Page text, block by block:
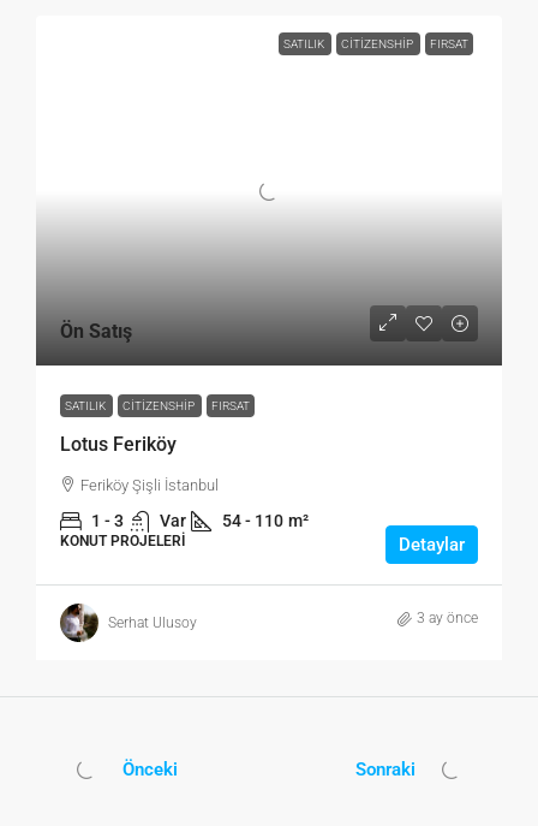
SATILIK CITIZENSHIP FIRSAT
Ön Satış
SATILIK CITIZENSHIP FIRSAT
Lotus Feriköy
Feriköy Şişli İstanbul
1 - 3 Var 54 - 110 m²
KONUT PROJELERI Detaylar
Serhat Ulusoy 3 ay önce
Önceki Sonraki